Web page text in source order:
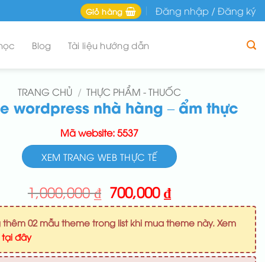
Giỏ hàng Đăng nhập / Đăng ký
Blog Tài liệu hướng dẫn
TRANG CHỦ / THỰC PHẨM - THUỐC
wordpress nhà hàng – ẩm thực
Mã website: 5537
XEM TRANG WEB THỰC TẾ
1,000,000₫ Giá
gốc
là:
1,000,000 ₫.
700,000₫Giá
hiện
tại
là:
700,000 ₫.
thêm 02 mẫu theme trong list khi mua theme này. Xem
tại đây